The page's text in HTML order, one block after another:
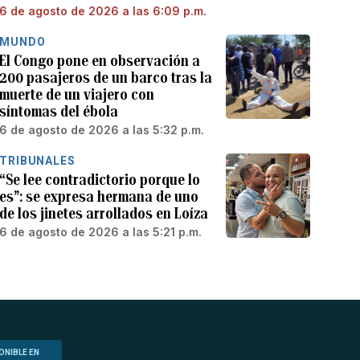
6 de agosto de 2026 a las 6:09 p.m.
MUNDO
El Congo pone en observación a
200 pasajeros de un barco tras la
muerte de un viajero con
síntomas del ébola
6 de agosto de 2026 a las 5:32 p.m.
TRIBUNALES
“Se lee contradictorio porque lo
es”: se expresa hermana de uno
de los jinetes arrollados en Loíza
6 de agosto de 2026 a las 5:21 p.m.
EN